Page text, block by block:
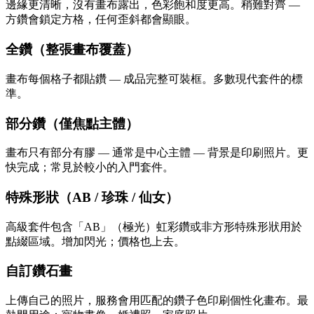
邊緣更清晰，沒有畫布露出，色彩飽和度更高。稍難對齊 —
方鑽會鎖定方格，任何歪斜都會顯眼。
全鑽（整張畫布覆蓋）
畫布每個格子都貼鑽 — 成品完整可裝框。多數現代套件的標
準。
部分鑽（僅焦點主體）
畫布只有部分有膠 — 通常是中心主體 — 背景是印刷照片。更
快完成；常見於較小的入門套件。
特殊形狀（AB / 珍珠 / 仙女）
高級套件包含「AB」（極光）虹彩鑽或非方形特殊形狀用於
點綴區域。增加閃光；價格也上去。
自訂鑽石畫
上傳自己的照片，服務會用匹配的鑽子色印刷個性化畫布。最